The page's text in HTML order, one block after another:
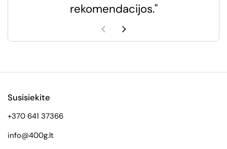
rekomendacijos."
Ankstesnė skaidrė
Kita skaidrė
Susisiekite
+370 641 37366
info@400g.lt